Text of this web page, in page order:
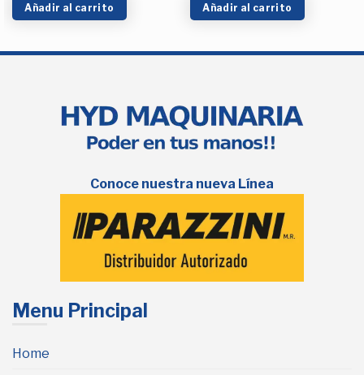
Añadir al carrito Añadir al carrito
Conoce nuestra nueva Línea
Menu Principal
Home